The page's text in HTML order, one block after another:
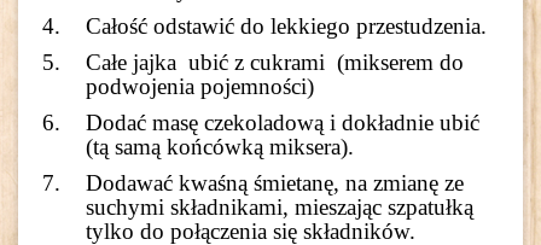
Całość odstawić do lekkiego przestudzenia.
Całe jajka ubić z cukrami (mikserem do
podwojenia pojemności)
Dodać masę czekoladową i dokładnie ubić
(tą samą końcówką miksera).
Dodawać kwaśną śmietanę, na zmianę ze
suchymi składnikami, mieszając szpatułką
tylko do połączenia się składników.